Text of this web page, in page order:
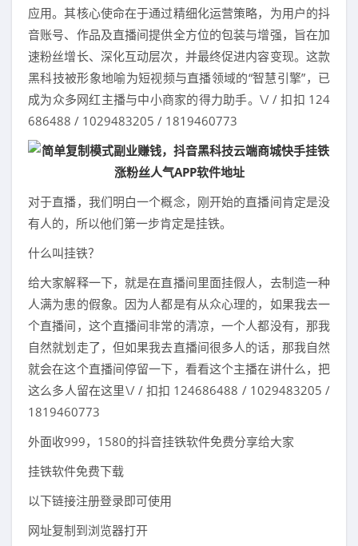
应用。其核心使命在于通过精细化运营策略，为用户的抖
音账号、作品及直播间提供全方位的包装与增强，旨在加
速粉丝增长、深化互动层次，并最终促进内容变现。这款
黑科技被形象地喻为短视频与直播领域的“智慧引擎”，已
成为众多网红主播与中小商家的得力助手。\/ / 扣扣 124
686488 / 1029483205 / 1819460773
对于直播，我们明白一个概念，刚开始的直播间肯定是没
有人的，所以他们第一步肯定是挂铁。
什么叫挂铁？
给大家解释一下，就是在直播间里面挂假人，去制造一种
人满为患的假象。因为人都是有从众心理的，如果我去一
个直播间，这个直播间非常的清凉，一个人都没有，那我
自然就划走了，但如果我去直播间很多人的话，那我自然
就会在这个直播间停留一下，看看这个主播在讲什么，把
这么多人留在这里\/ / 扣扣 124686488 / 1029483205 /
1819460773
外面收999，1580的抖音挂铁软件免费分享给大家
挂铁软件免费下载
以下链接注册登录即可使用
网址复制到浏览器打开